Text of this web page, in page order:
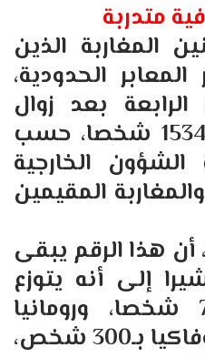
متدربة
المغاربة الذين
المعابر الحدودية،
بعد زوال
اليوم الاثنين، إلى 1534 شخصا، حسب
الخارجية
المقيمين
أن هذا الرقم يبقى
إلى أنه يتوزع
بين بولونيا بـ720 شخصا، ورومانيا
بـ384 شخصا، وسلوفاكيا بـ300 شخص،